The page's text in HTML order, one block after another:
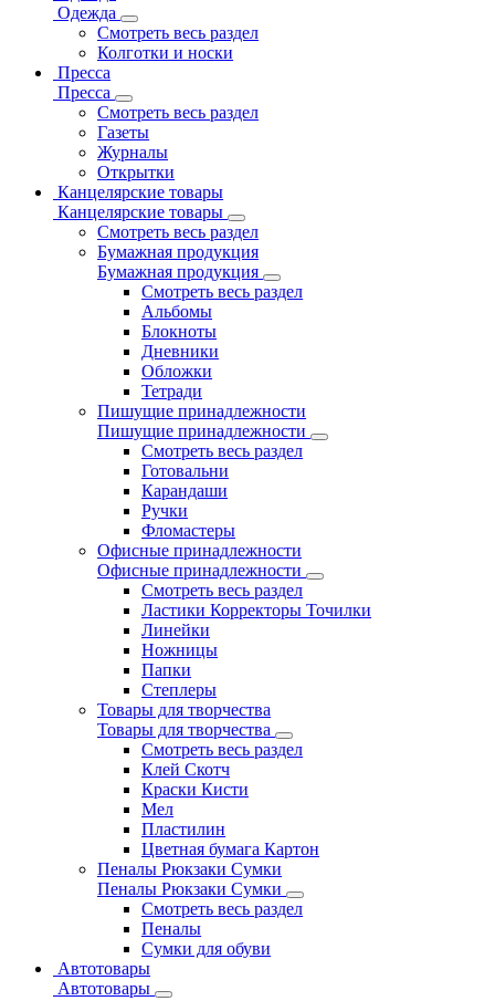
Одежда
Смотреть весь раздел
Колготки и носки
Пресса
Пресса
Смотреть весь раздел
Газеты
Журналы
Открытки
Канцелярские товары
Канцелярские товары
Смотреть весь раздел
Бумажная продукция
Бумажная продукция
Смотреть весь раздел
Альбомы
Блокноты
Дневники
Обложки
Тетради
Пишущие принадлежности
Пишущие принадлежности
Смотреть весь раздел
Готовальни
Карандаши
Ручки
Фломастеры
Офисные принадлежности
Офисные принадлежности
Смотреть весь раздел
Ластики Корректоры Точилки
Линейки
Ножницы
Папки
Степлеры
Товары для творчества
Товары для творчества
Смотреть весь раздел
Клей Скотч
Краски Кисти
Мел
Пластилин
Цветная бумага Картон
Пеналы Рюкзаки Сумки
Пеналы Рюкзаки Сумки
Смотреть весь раздел
Пеналы
Сумки для обуви
Автотовары
Автотовары